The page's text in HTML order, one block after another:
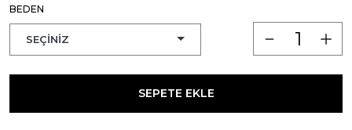
BEDEN
SEPETE EKLE